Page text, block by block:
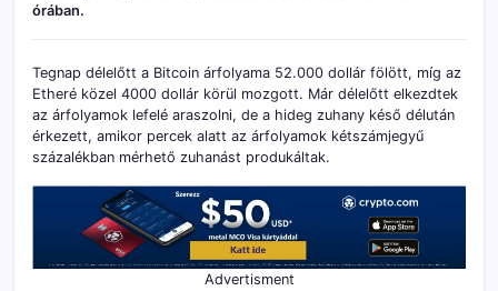
órában.
Tegnap délelőtt a Bitcoin árfolyama 52.000 dollár fölött, míg az
Etheré közel 4000 dollár körül mozgott. Már délelőtt elkezdtek
az árfolyamok lefelé araszolni, de a hideg zuhany késő délután
érkezett, amikor percek alatt az árfolyamok kétszámjegyű
százalékban mérhető zuhanást produkáltak.
Advertisment